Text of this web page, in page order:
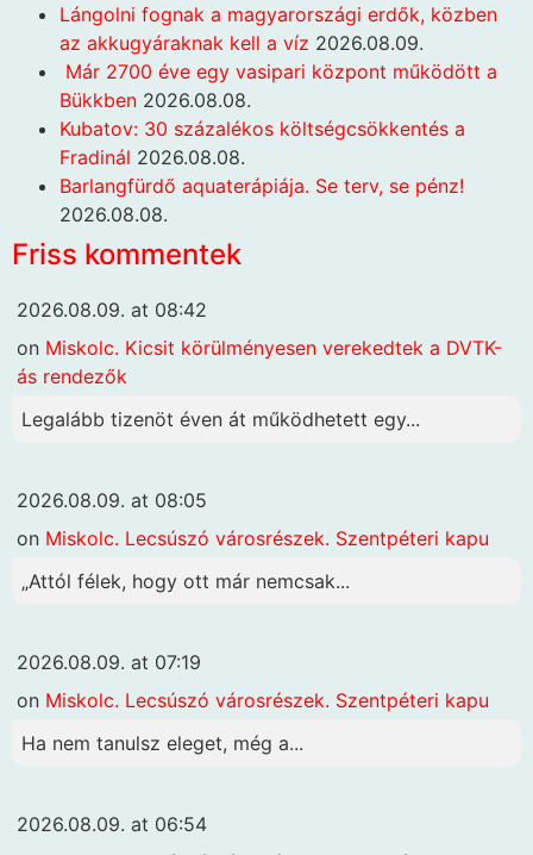
Lángolni fognak a magyarországi erdők, közben
az akkugyáraknak kell a víz 2026.08.09.
Már 2700 éve egy vasipari központ működött a
Bükkben 2026.08.08.
Kubatov: 30 százalékos költségcsökkentés a
Fradinál 2026.08.08.
Barlangfürdő aquaterápiája. Se terv, se pénz!
2026.08.08.
Friss kommentek
2026.08.09. at 08:42
on Miskolc. Kicsit körülményesen verekedtek a DVTK-
ás rendezők
Legalább tizenöt éven át működhetett egy...
2026.08.09. at 08:05
on Miskolc. Lecsúszó városrészek. Szentpéteri kapu
„Attól félek, hogy ott már nemcsak...
2026.08.09. at 07:19
on Miskolc. Lecsúszó városrészek. Szentpéteri kapu
Ha nem tanulsz eleget, még a...
2026.08.09. at 06:54